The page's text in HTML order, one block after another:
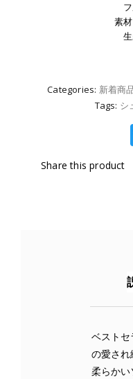
素
Categories: 新着商
Tags: シ
Share this product
ベストセ
の愛さ
柔らかい